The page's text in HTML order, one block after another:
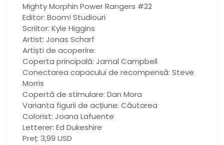
Mighty Morphin Power Rangers #22
Editor: Boom! Studiouri
Scriitor: Kyle Higgins
Artist: Jonas Scharf
Artiști de acoperire:
Coperta principală: Jamal Campbell
Conectarea capacului de recompensă: Steve
Morris
Copertă de stimulare: Dan Mora
Varianta figurii de acțiune: Căutarea
Colorist: Joana Lafuente
Letterer: Ed Dukeshire
Preț: 3,99 USD